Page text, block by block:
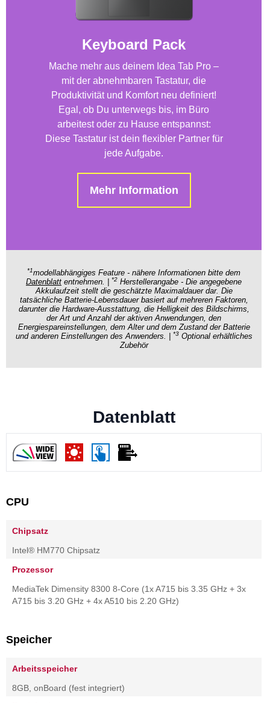
Keyboard Pack
Mache mehr aus deinem Idea Tab Pro –
mit der abnehmbaren Tastatur, die
Produktivität und Komfort neu definiert!
Egal, ob Du unterwegs bis, im Büro
arbeitest oder zu Hause entspannst:
Diese Tastatur ist dein flexibler Partner für
jede Aufgabe.
Mehr Information
*1modellabhängiges Feature - nähere Informationen bitte dem
Datenblatt entnehmen. | *2 Herstellerangabe - Die angegebene
Akkulaufzeit stellt die geschätzte Maximaldauer dar. Die
tatsächliche Batterie-Lebensdauer basiert auf mehreren Faktoren,
darunter die Hardware-Ausstattung, die Helligkeit des Bildschirms,
der Art und Anzahl der aktiven Anwendungen, den
Energiespareinstellungen, dem Alter und dem Zustand der Batterie
und anderen Einstellungen des Anwenders. | *3Optional erhältliches
Zubehör
Datenblatt
CPU
Chipsatz
Intel® HM770 Chipsatz
Prozessor
MediaTek Dimensity 8300 8-Core (1x A715 bis 3.35 GHz + 3x
A715 bis 3.20 GHz + 4x A510 bis 2.20 GHz)
Speicher
Arbeitsspeicher
8GB, onBoard (fest integriert)